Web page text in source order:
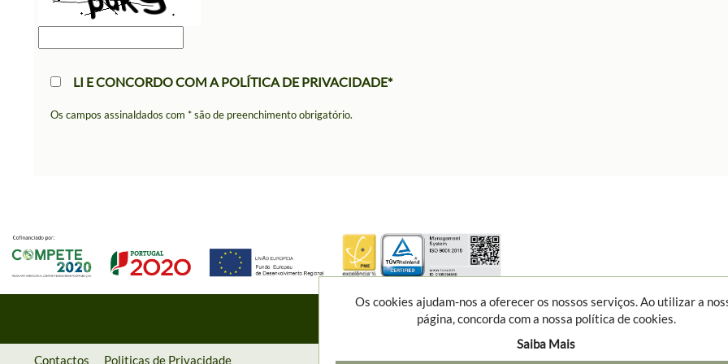
LI E CONCORDO COM A POLÍTICA DE PRIVACIDADE*
Os campos assinaldados com * são de preenchimento obrigatório.
Contactos Politicas de Privacidade
Os cookies ajudam-nos a oferecer os nossos serviços. Ao utilizar a
página, concorda com a nossa política de cookies.
Saiba Mais